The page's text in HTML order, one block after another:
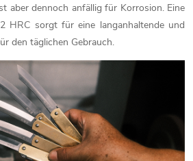
aber dennoch anfällig für Korrosion. Eine
HRC sorgt für eine langanhaltende und
den täglichen Gebrauch.